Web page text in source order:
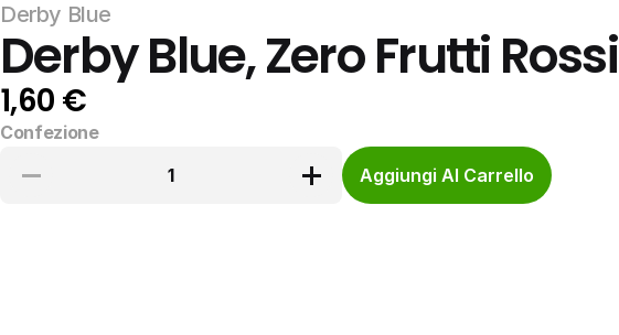
Derby Blue
Derby Blue, Zero Frutti Rossi
1,60 €
Confezione
1
Aggiungi Al Carrello